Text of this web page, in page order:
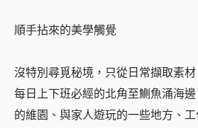
順手拈來的美學觸覺
沒特別尋覓秘境，只從日常擷取素
每日上下班必經的北角至鰂魚涌海
的維園、與家人遊玩的一些地方、